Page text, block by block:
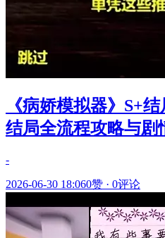
《病娇模拟器》S+
结局全流程攻略与剧
-
2026-06-30 18:060赞 · 0评论